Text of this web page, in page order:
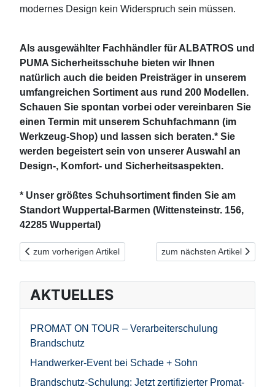
modernes Design kein Widerspruch sein müssen.
Als ausgewählter Fachhändler für ALBATROS und
PUMA Sicherheitsschuhe bieten wir Ihnen
natürlich auch die beiden Preisträger in unserem
umfangreichen Sortiment aus rund 200 Modellen.
Schauen Sie spontan vorbei oder vereinbaren Sie
einen Termin mit unserem Schuhfachmann (im
Werkzeug-Shop) und lassen sich beraten.* Sie
werden begeistert sein von unserer Auswahl an
Design-, Komfort- und Sicherheitsaspekten.
* Unser größtes Schuhsortiment finden Sie am
Standort Wuppertal-Barmen (Wittensteinstr. 156,
42285 Wuppertal)
Vorheriger Beitrag: ELTEN nutzt ökologisch hochwertigstes
zum vorherigen Artikel Nächster Beitrag: Robuster
zum nächsten Artikel
AKTUELLES
PROMAT ON TOUR – Verarbeiterschulung
Brandschutz
Handwerker-Event bei Schade + Sohn
Brandschutz-Schulung: Jetzt zertifizierter Promat-